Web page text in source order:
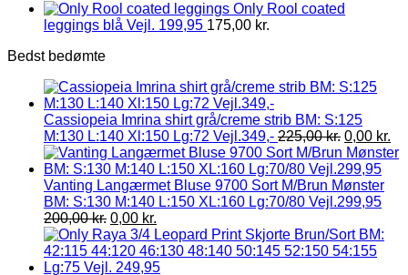
Only Rool coated
leggings blå Vejl. 199,95 175,00 kr.
Bedst bedømte
Cassiopeia Imrina shirt grå/creme strib BM: S:125
M:130 L:140 Xl:150 Lg:72 Vejl.349,- 225,00kr. 0,00 kr.
Vanting Langærmet Bluse 9700 Sort M/Brun Mønster
BM: S:130 M:140 L:150 XL:160 Lg:70/80 Vejl.299,95
200,00kr. 0,00 kr.